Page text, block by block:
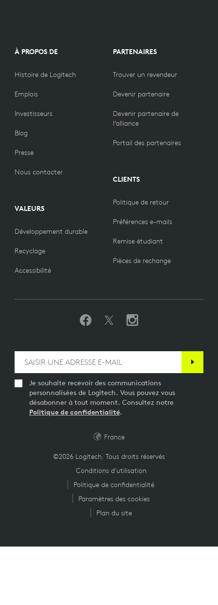
À PROPOS DE
Histoire de Logitech
Emplois
Investisseurs
Blog
Presse
Nous contacter
VALEURS
Développement durable
Recyclage
Accessibilité
PARTENAIRES
Trouver un revendeur
Devenir partenaire
Devenir partenaire de
l’alliance
Portail des partenaires
CLIENTS
Politique de retour
Préférences e-mails
Remise étudiant
Pièces de rechange
Je souhaite recevoir des communications
personnalisées de Logitech. Vous pouvez vous
désabonner à tout moment. Consultez notre
Politique de confidentialité.
©2026 Logitech. Tous droits réservés
Conditions d'utilisation
Politique de confidentialité
Paramètres des cookies
Plan du site
France